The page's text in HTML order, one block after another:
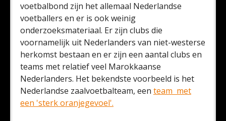
voetbalbond zijn het allemaal Nederlandse
voetballers en er is ook weinig
onderzoeksmateriaal. Er zijn clubs die
voornamelijk uit Nederlanders van niet-westerse
herkomst bestaan en er zijn een aantal clubs en
teams met relatief veel Marokkaanse
Nederlanders. Het bekendste voorbeeld is het
Nederlandse zaalvoetbalteam, een team met
een 'sterk oranjegevoel'.